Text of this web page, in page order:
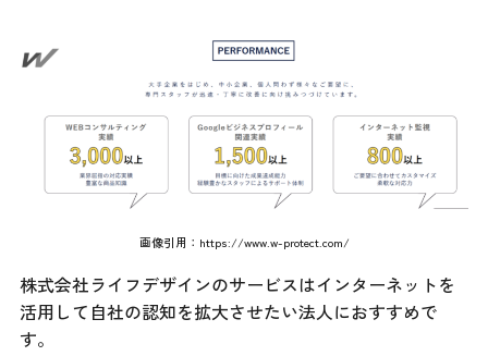
画像引用： https://www.w-protect.com/
株式会社ライフデザインのサービスはインターネットを
活用して自社の認知を拡大させたい法人におすすめで
す。